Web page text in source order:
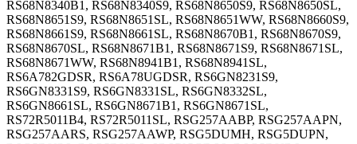
RS68N8340B1, RS68N8340S9, RS68N8650S9, RS68N8650SL,
RS68N8651S9, RS68N8651SL, RS68N8651WW, RS68N8660S9,
RS68N8661S9, RS68N8661SL, RS68N8670B1, RS68N8670S9,
RS68N8670SL, RS68N8671B1, RS68N8671S9, RS68N8671SL,
RS68N8671WW, RS68N8941B1, RS68N8941SL,
RS6A782GDSR, RS6A78UGDSR, RS6GN8231S9,
RS6GN8331S9, RS6GN8331SL, RS6GN8332SL,
RS6GN8661SL, RS6GN8671B1, RS6GN8671SL,
RS72R5011B4, RS72R5011SL, RSG257AABP, RSG257AAPN,
RSG257AARS, RSG257AAWP, RSG5DUMH, RSG5DUPN,